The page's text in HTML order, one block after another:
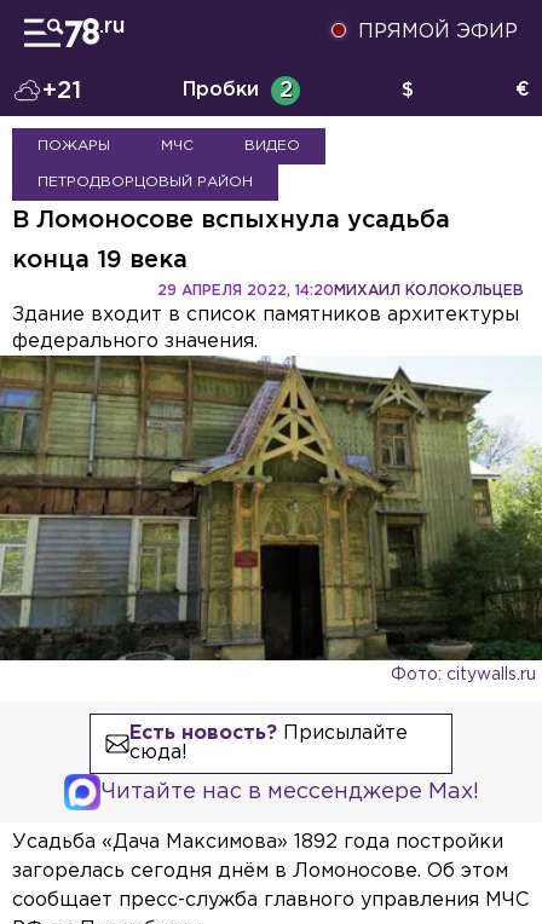
ПРЯМОЙ ЭФИР
+21 Пробки 2 $ €
ПОЖАРЫ МЧС ВИДЕО
ПЕТРОДВОРЦОВЫЙ РАЙОН
В Ломоносове вспыхнула усадьба
конца 19 века
МИХАИЛ КОЛОКОЛЬЦЕВ
29 АПРЕЛЯ 2022, 14:20
Здание входит в список памятников архитектуры
федерального значения.
Фото: citywalls.ru
Есть новость?Присылайте
сюда!
Читайте нас в мессенджере Max!
Усадьба «Дача Максимова» 1892 года постройки
загорелась сегодня днём в Ломоносове. Об этом
сообщает пресс-служба главного управления МЧС